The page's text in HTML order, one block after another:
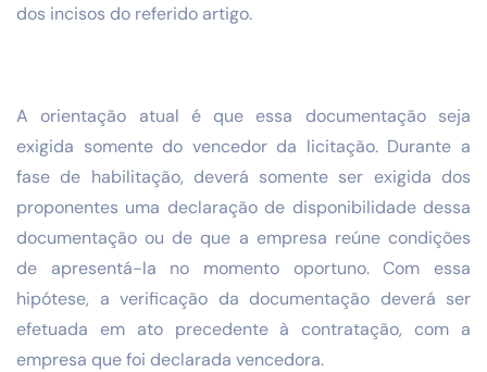
dos incisos do referido artigo.
A orientação atual é que essa documentação seja
exigida somente do vencedor da licitação. Durante a
fase de habilitação, deverá somente ser exigida dos
proponentes uma declaração de disponibilidade dessa
documentação ou de que a empresa reúne condições
de apresentá-la no momento oportuno. Com essa
hipótese, a verificação da documentação deverá ser
efetuada em ato precedente à contratação, com a
empresa que foi declarada vencedora.